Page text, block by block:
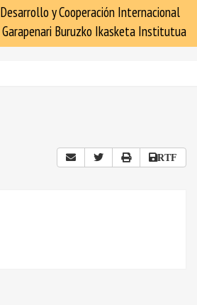
y Cooperación Internacional
Buruzko Ikasketa Institutua
RTF